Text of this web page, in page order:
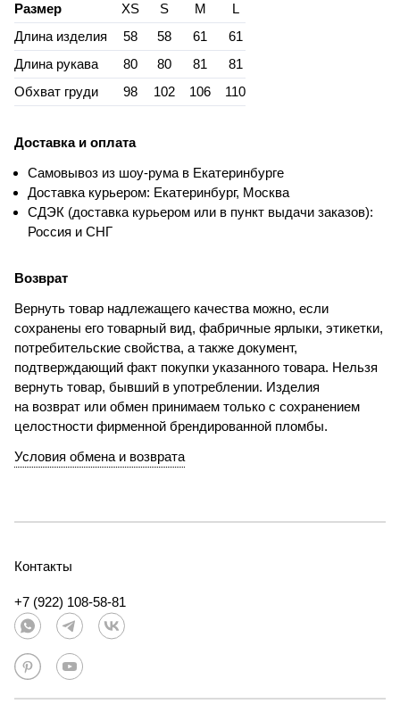
Размер XS S M
L
Длина изделия
58 58 61
61
Длина рукава
80 80 81
81
Обхват груди
98 102 106 110
Доставка и оплата
Самовывоз из шоу-рума в Екатеринбурге
Доставка курьером: Екатеринбург, Москва
СДЭК (доставка курьером или в пункт выдачи заказов):
Россия и СНГ
Возврат
Вернуть товар надлежащего качества можно, если
сохранены его товарный вид, фабричные ярлыки, этикетки,
потребительские свойства, а также документ,
подтверждающий факт покупки указанного товара. Нельзя
вернуть товар, бывший в употреблении. Изделия
на возврат или обмен принимаем только с сохранением
целостности фирменной брендированной пломбы.
Условия обмена и возврата
Контакты
+7 (922) 108-58-81